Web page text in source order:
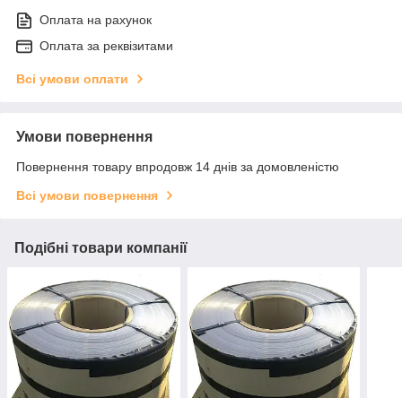
Оплата на рахунок
Оплата за реквізитами
Всі умови оплати
Умови повернення
Повернення товару впродовж 14 днів за домовленістю
Всі умови повернення
Подібні товари компанії